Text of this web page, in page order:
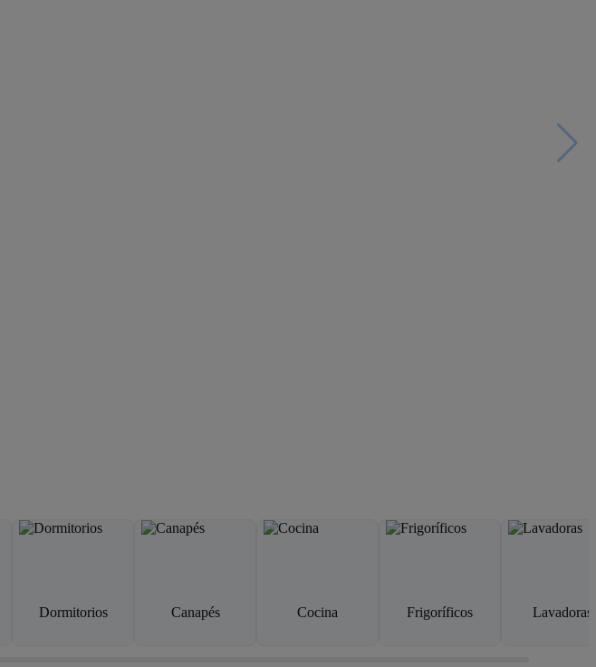
Dormitorios Canapés Cocina Frigoríficos Lavadoras